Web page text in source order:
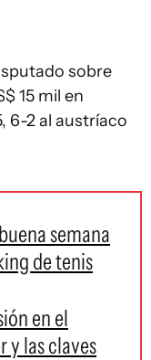
sobre
15 mil en
6-2 al austríaco
semana
de tenis
en el
y las claves